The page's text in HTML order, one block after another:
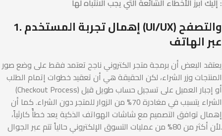
1. إهمال تجربة المستخدم (UI/UX) والتصفح
عبر الهاتف
يعتقد البعض أن برمجة متجر الكتروني ناجح تعتمد فقط على وضع صور
المنتجات وزر الشراء، لكن الحقيقة هي أن تعقيد خطوات إتمام الطلب
(Checkout Process) أو إجبار العميل على تسجيل حساب طويل قبل
الشراء يتسبب في مغادرة 70% من الزوار للمتجر دون الشراء. كما أن
إهمال توافق التصميم مع شاشات الهواتف الذكية يعد خطأً كارثياً،
لأن أكثر من 80% من عمليات التسوق الإلكتروني حالياً تتم عبر الجوال.